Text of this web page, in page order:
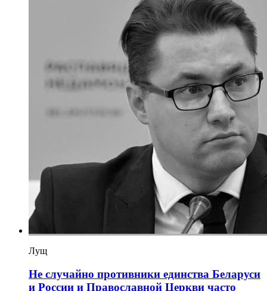
Лущ
Не случайно противники единства Беларуси
и России и Православной Церкви часто